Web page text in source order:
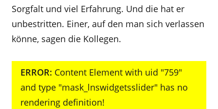
Sorgfalt und viel Erfahrung. Und die hat er
unbestritten. Einer, auf den man sich verlassen
könne, sagen die Kollegen.
ERROR: Content Element with uid "759"
and type "mask_lnswidgetsslider" has no
rendering definition!